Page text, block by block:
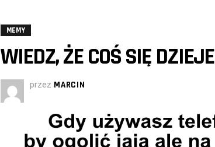
MEMY
WIEDZ, ŻE COŚ SIĘ DZIEJE
przez MARCIN